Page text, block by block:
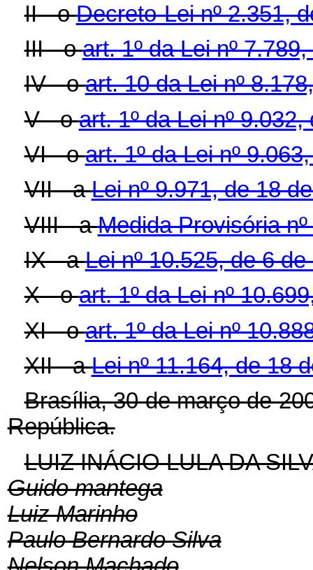
II - oDecreto-Lei nº 2.351,
III - oart. 1º da Lei nº
IV - oart. 10 da Lei nº
V - oart. 1º da Lei nº
VI - oart. 1º da Lei nº
VII - aLei nº 9.971, de 18
VIII - aMedida Provisória
IX - aLei nº 10.525, de 6
X - oart. 1º da Lei nº
XI - oart. 1º da Lei nº
XII - aLei nº 11.164, de 18
Brasília, 30 de março de
República.
LUIZ INÁCIO LULA DA
Guido mantega
Luiz Marinho
Paulo Bernardo Silva